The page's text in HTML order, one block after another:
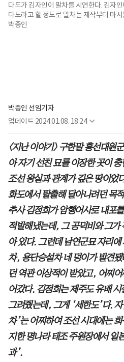
다도가 김자인이 말차를 시연한다. 김자
다도라고 할 정도로 말차는 제작부터 마
박종인
박종인 선임기자
업데이트 2024.01.08. 18:24
<지난 이야기> 구한말 흥선대원
아 자기 선친 묘를 이장한 곳이
조선 왕실과 관계가 깊은 땅이었
화도에서 탈출해 달아나려던 목
추사 김정희가 암행어사로 내포
적발해냈는데, 그 공덕비와 그가
아 있다. 그런데 남연군묘 자리에
차, 용단승설차 네 덩이가 발견
던 역관 이상적이 받았고, 어찌
어갔다. 김정희는 제주도 유배
그려줬는데, 그게 ‘세한도’다.
차’는 어찌하여 조선 시대에는
지한 명나라 태조 주원장에서 일
과’.